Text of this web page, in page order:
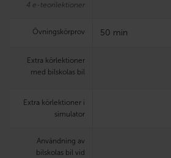
4 e-teorilektioner
Övningskörprov 50 min
Extra körlektioner
med bilskolas bil
Extra körlektioner i
simulator
Användning av
bilskolas bil vid